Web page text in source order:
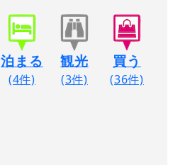
泊まる
(4件)
観光
(3件)
買う
(36件)